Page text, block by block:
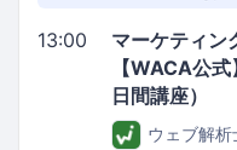
13:00
マーケティン
【WACA公
日間講座）
ウェブ解析